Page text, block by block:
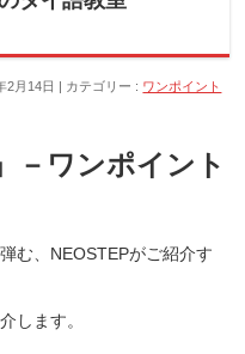
2月14日 カテゴリー : ワンポイント
－ワンポイント
む、NEOSTEPがご紹介す
します。